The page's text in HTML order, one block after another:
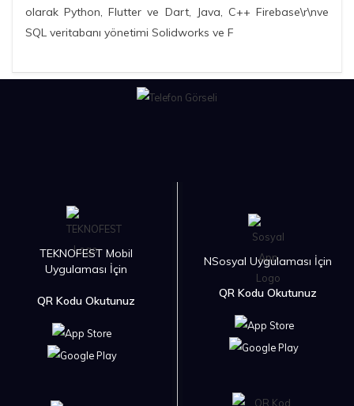
olarak Python, Flutter ve Dart, Java, C++ Firebase\r\nve
SQL veritabanı yönetimi Solidworks ve F
TEKNOFEST Mobil
Uygulaması İçin
QR Kodu Okutunuz
NSosyal Uygulaması İçin
QR Kodu Okutunuz